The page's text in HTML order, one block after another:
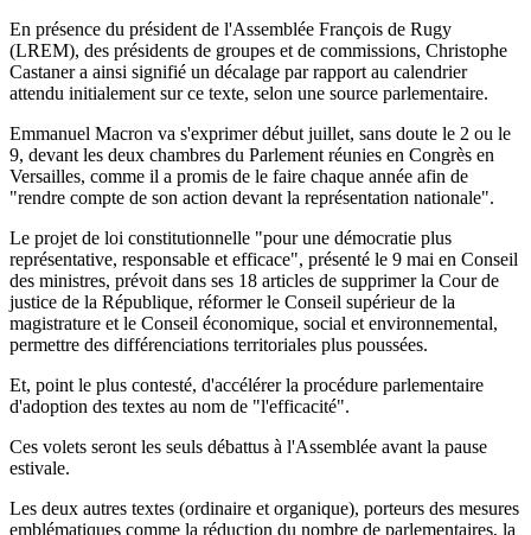
En présence du président de l'Assemblée François de Rugy
(LREM), des présidents de groupes et de commissions, Christophe
Castaner a ainsi signifié un décalage par rapport au calendrier
attendu initialement sur ce texte, selon une source parlementaire.
Emmanuel Macron va s'exprimer début juillet, sans doute le 2 ou le
9, devant les deux chambres du Parlement réunies en Congrès en
Versailles, comme il a promis de le faire chaque année afin de
"rendre compte de son action devant la représentation nationale".
Le projet de loi constitutionnelle "pour une démocratie plus
représentative, responsable et efficace", présenté le 9 mai en Conseil
des ministres, prévoit dans ses 18 articles de supprimer la Cour de
justice de la République, réformer le Conseil supérieur de la
magistrature et le Conseil économique, social et environnemental,
permettre des différenciations territoriales plus poussées.
Et, point le plus contesté, d'accélérer la procédure parlementaire
d'adoption des textes au nom de "l'efficacité".
Ces volets seront les seuls débattus à l'Assemblée avant la pause
estivale.
Les deux autres textes (ordinaire et organique), porteurs des mesures
emblématiques comme la réduction du nombre de parlementaires, la